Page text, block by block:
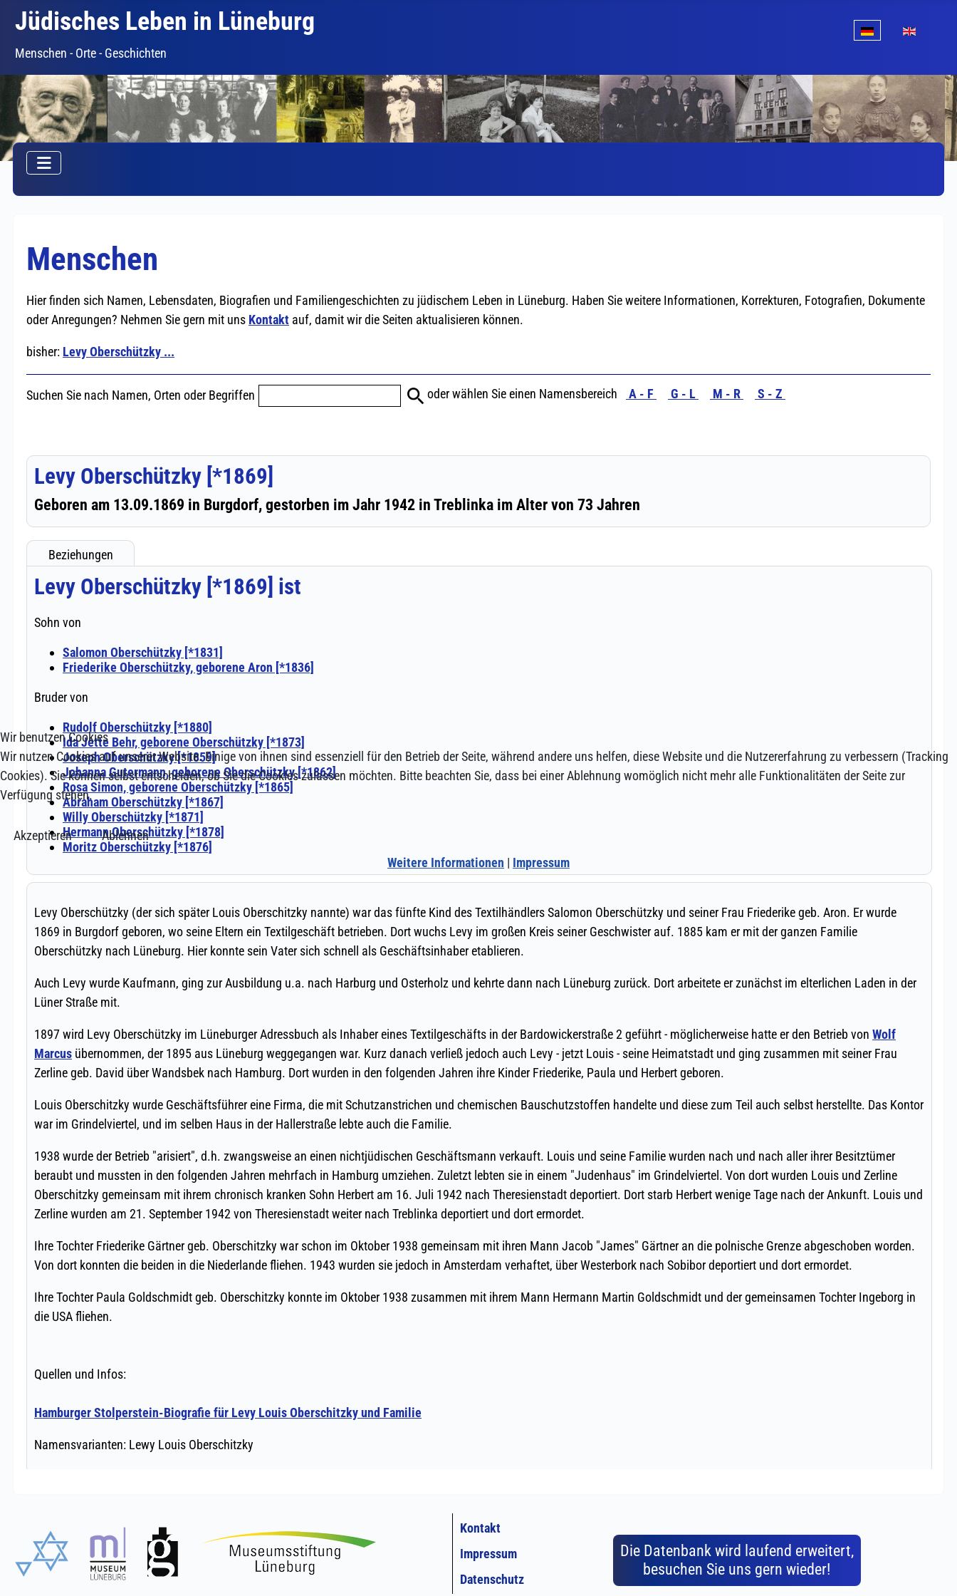
Jüdisches Leben in Lüneburg
Menschen - Orte - Geschichten
Kontakt
Impressum
Datenschutz
Die Datenbank wird laufend erweitert,
besuchen Sie uns gern wieder!
Wir benutzen Cookies
Wir nutzen Cookies auf unserer Website. Einige von ihnen sind essenziell für den Betrieb der Seite, während andere uns helfen, diese Website und die Nutzererfahrung zu verbessern (Tracking
Cookies). Sie können selbst entscheiden, ob Sie die Cookies zulassen möchten. Bitte beachten Sie, dass bei einer Ablehnung womöglich nicht mehr alle Funktionalitäten der Seite zur
Verfügung stehen.
Akzeptieren
Ablehnen
Weitere Informationen | Impressum